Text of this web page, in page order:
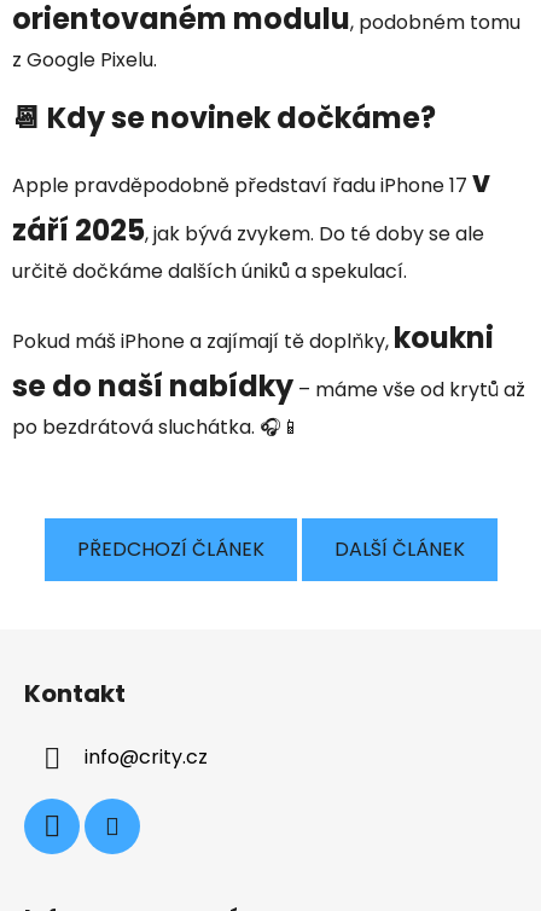
orientovaném modulu, podobném tomu
z Google Pixelu.
📆 Kdy se novinek dočkáme?
Apple pravděpodobně představí řadu iPhone 17 v
září 2025, jak bývá zvykem. Do té doby se ale
určitě dočkáme dalších úniků a spekulací.
Pokud máš iPhone a zajímají tě doplňky, koukni
se do naší nabídky – máme vše od krytů až
po bezdrátová sluchátka. 🎧📱
PŘEDCHOZÍ ČLÁNEK DALŠÍ ČLÁNEK
Kontakt
info@crity.cz